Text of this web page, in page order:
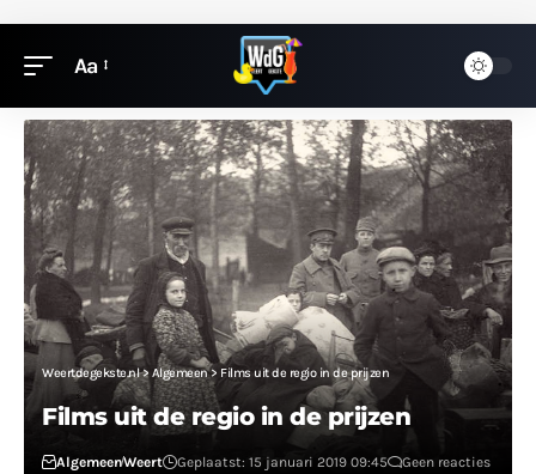
Aa
Weertdegekste.nl> Algemeen> Films uit de regio in de prijzen
Films uit de regio in de prijzen
AlgemeenWeert Geplaatst: 15 januari 2019 09:45
Geen reacties